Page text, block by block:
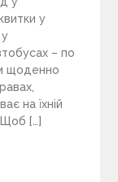
у
– по
щоденно
на їхній
Щоб […]